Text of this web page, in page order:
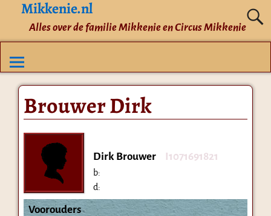
Mikkenie.nl
Alles over de familie Mikkenie en Circus Mikkenie
Brouwer Dirk
Dirk Brouwer I1071691821
b:
d:
Voorouders